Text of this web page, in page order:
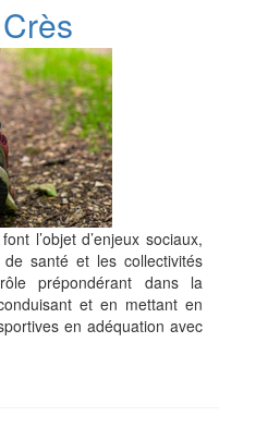
l’objet d’enjeux sociaux,
santé et les collectivités
prépondérant dans la
et en mettant en
en adéquation avec